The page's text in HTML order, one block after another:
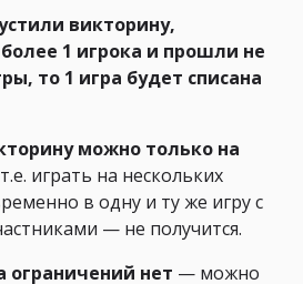
викторину,
1 игрока и прошли не
то 1 игра будет списана
можно только на
играть на нескольких
в одну и ту же игру с
— не получится.
ограничений нет — можно